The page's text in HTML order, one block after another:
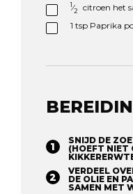
1⁄2
citroen het
1 tspPaprika
SNIJD DE
(HOEFT NIET
VERDEEL
DE OLIE EN
SAMEN MET